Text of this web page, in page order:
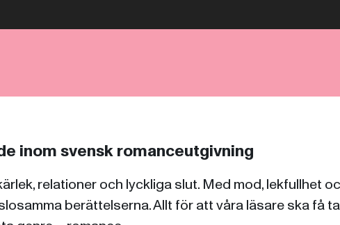
inom svensk romanceutgivning
relationer och lyckliga slut. Med mod, lekfullhet
berättelserna. Allt för att våra läsare ska få